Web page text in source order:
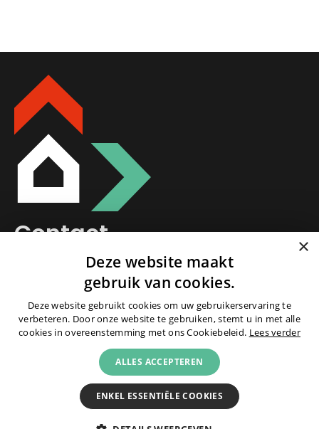
Contact
(0182) 38 30 38>
schoonhoven@schep.nl>
Alle contactgegevens>
Onderdeel vanSchep Groep>
×
Deze website maakt
gebruik van cookies.
Deze website gebruikt cookies om uw gebruikerservaring te
verbeteren. Door onze website te gebruiken, stemt u in met alle
cookies in overeenstemming met ons Cookiebeleid. Lees verder
ALLES ACCEPTEREN
ENKEL ESSENTIËLE COOKIES